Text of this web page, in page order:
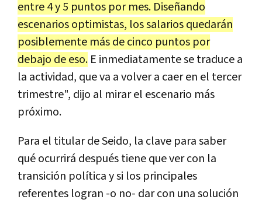
entre 4 y 5 puntos por mes. Diseñando
escenarios optimistas, los salarios quedarán
posiblemente más de cinco puntos por
debajo de eso. E inmediatamente se traduce a
la actividad, que va a volver a caer en el tercer
trimestre", dijo al mirar el escenario más
próximo.
Para el titular de Seido, la clave para saber
qué ocurrirá después tiene que ver con la
transición política y si los principales
referentes logran -o no- dar con una solución